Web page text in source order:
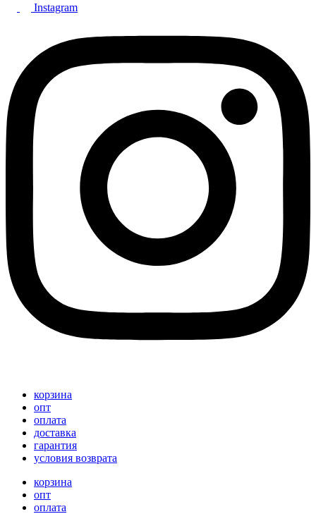
Instagram
корзина
опт
оплата
доставка
гарантия
условия возврата
корзина
опт
оплата